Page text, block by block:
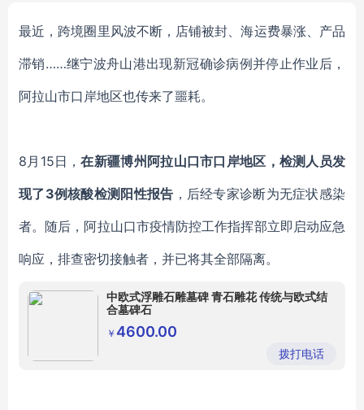
最近，跨境圈里风波不断，店铺被封、海运费暴涨、产品
滞销……继宁波舟山港出现新冠确诊病例并停止作业后，
阿拉山市口岸地区也传来了噩耗。
8月15日，在新疆博州阿拉山口市口岸地区，检测人员发
现了3例核酸检测阳性报告 ，后经专家诊断为无症状感染
者。随后，阿拉山口市疫情防控工作指挥部立即启动应急
响应，排查密切接触者，并已将其全部隔离。
中欧式浮雕石雕墓碑 青石雕花 传统与欧式结
合墓碑石
￥ 4600.00
拨打电话